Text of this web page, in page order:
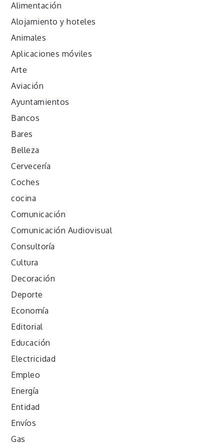
Alimentación
Alojamiento y hoteles
Animales
Aplicaciones móviles
Arte
Aviación
Ayuntamientos
Bancos
Bares
Belleza
Cervecería
Coches
cocina
Comunicación
Comunicación Audiovisual
Consultoría
Cultura
Decoración
Deporte
Economía
Editorial
Educación
Electricidad
Empleo
Energía
Entidad
Envíos
Gas